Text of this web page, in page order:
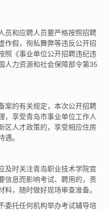
员和应聘人员要严格按照招聘
作假，徇私舞弊等违反公开招
照《事业单位公开招聘违纪违
人力资源和社会保障部令第35
案的有关规定，本次公开招聘
，享受青岛市事业单位工作人
区人才政策的，享受相应住房
遇。
及时关注青岛职业技术学院官
信息而影响考试、聘用的，责
，随时做好现场审查准备。
委托任何机构举办考试辅导培